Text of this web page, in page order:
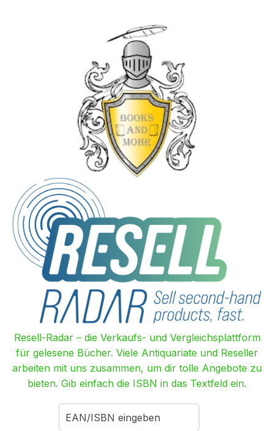
Resell-Radar – die Verkaufs- und Vergleichsplattform
für gelesene Bücher. Viele Antiquariate und Reseller
arbeiten mit uns zusammen, um dir tolle Angebote zu
bieten. Gib einfach die ISBN in das Textfeld ein.